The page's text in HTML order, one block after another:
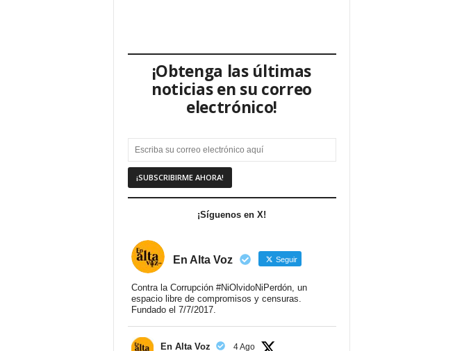
¡Obtenga las últimas
noticias en su correo
electrónico!
¡Síguenos en X!
En Alta Voz Seguir
Contra la Corrupción #NiOlvidoNiPerdón, un
espacio libre de compromisos y censuras.
Fundado el 7/7/2017.
En Alta Voz 4 Ago